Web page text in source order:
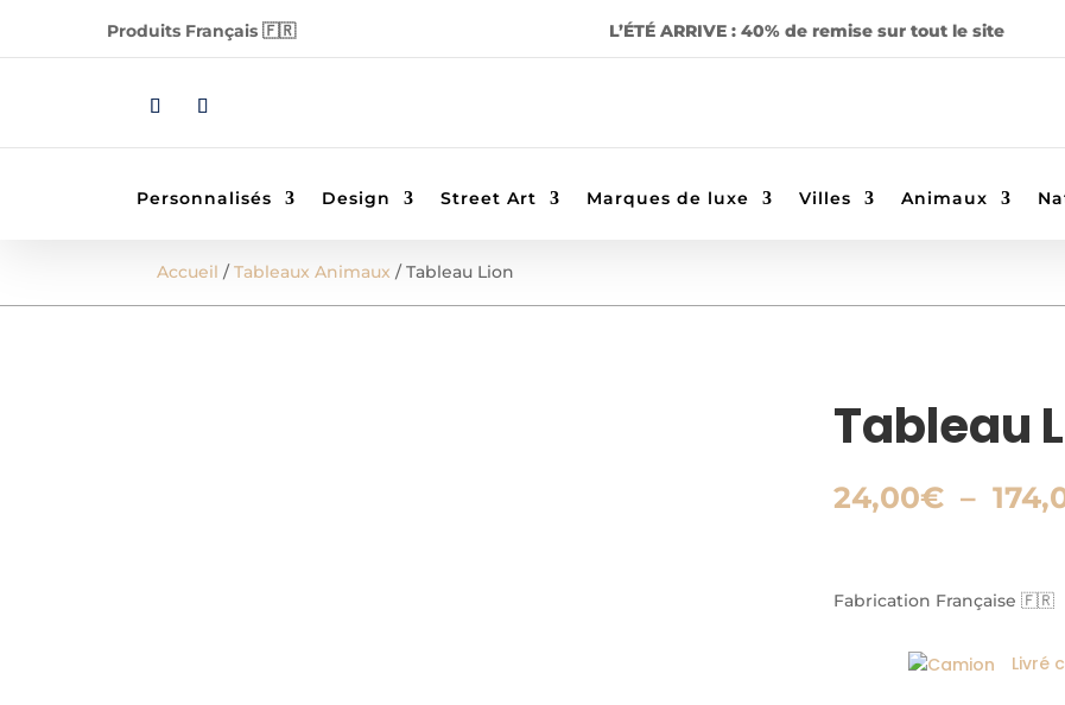
Produits Français 🇫🇷 L’ÉTÉ ARRIVE : 40% de remise sur tout le site
Personnalisés Design Street Art Marques de luxe Villes Animaux
Accueil /Tableaux Animaux / Tableau Lion
Tableau
24,00€ –
Fabrication Française 🇫🇷
Livré